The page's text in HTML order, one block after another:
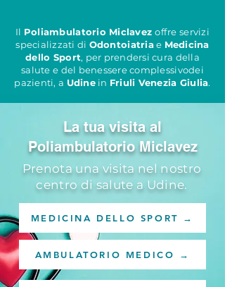
Il Poliambulatorio Miclavezoffre servizi
specializzati di Odontoiatriae Medicina
dello Sport, per prendersi cura della
salute e del benessere complessivodei
pazienti, a Udinein Friuli Venezia Giulia.
La tua visita al
Poliambulatorio Miclavez
Prenota una visita nel nostro
centro di salute a Udine.
MEDICINA DELLO SPORT →
AMBULATORIO MEDICO →